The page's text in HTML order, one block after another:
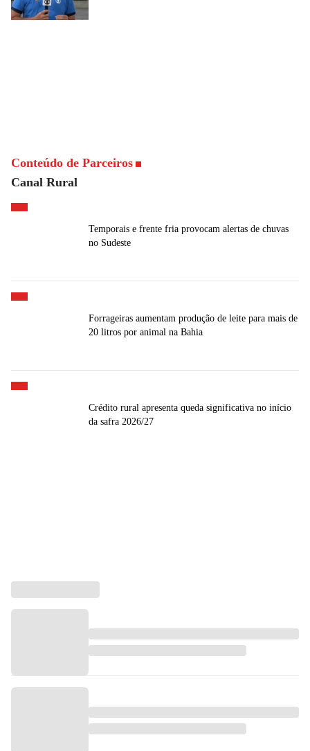
Conteúdo de Parceiros
Canal Rural
Temporais e frente fria provocam alertas de chuvas
no Sudeste
Forrageiras aumentam produção de leite para mais de
20 litros por animal na Bahia
Crédito rural apresenta queda significativa no início
da safra 2026/27